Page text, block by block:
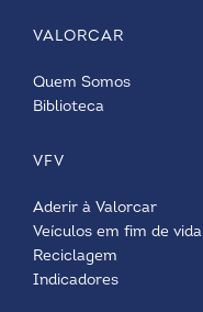
VALORCAR
Quem Somos
Biblioteca
VFV
Aderir à Valorcar
Veículos em fim de vida
Reciclagem
Indicadores